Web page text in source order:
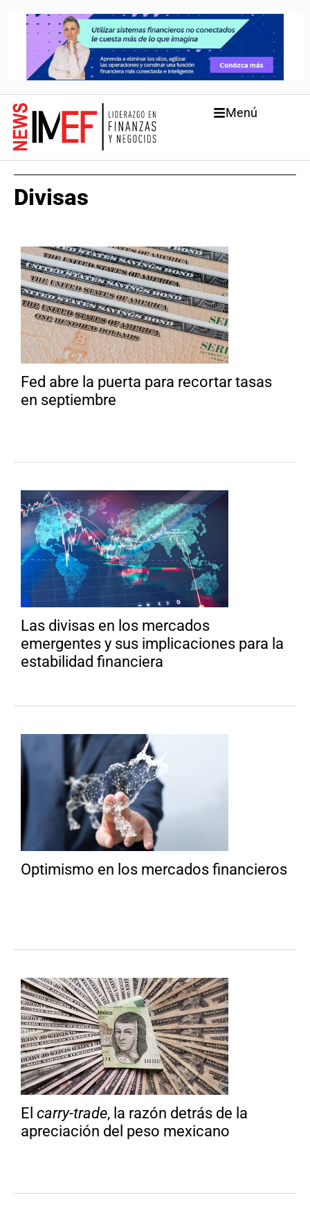
Menú
Divisas
Fed abre la puerta para recortar tasas
en septiembre
Las divisas en los mercados
emergentes y sus implicaciones para la
estabilidad financiera
Optimismo en los mercados financieros
El carry-trade, la razón detrás de la
apreciación del peso mexicano